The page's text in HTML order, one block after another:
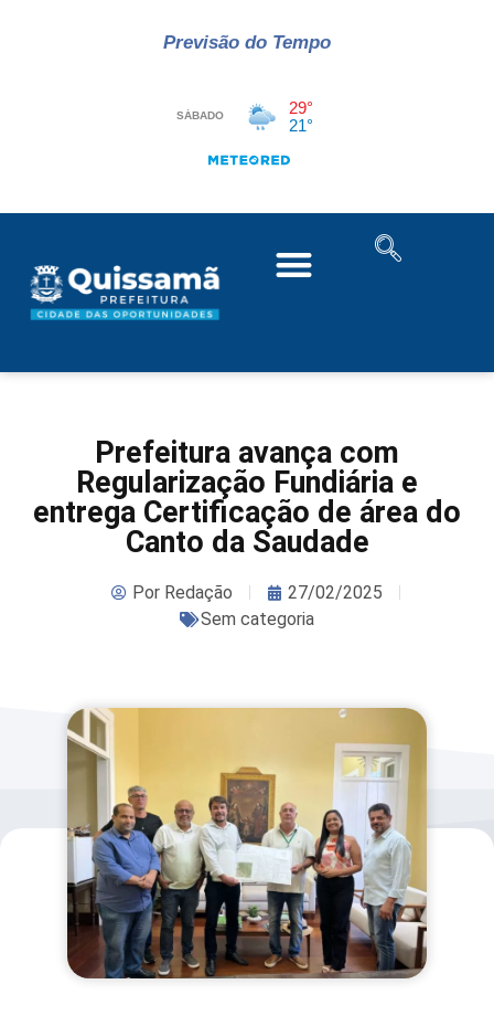
Previsão do Tempo
Prefeitura avança com
Regularização Fundiária e
entrega Certificação de área do
Canto da Saudade
PorRedação
27/02/2025
Sem categoria